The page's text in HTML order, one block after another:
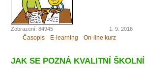
Zobrazení: 84945 1. 9. 2016
Časopis E-learning On-line kurz
JAK SE POZNÁ KVALITNÍ